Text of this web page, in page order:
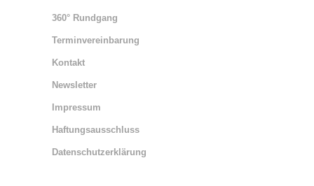
360° Rundgang
Terminvereinbarung
Kontakt
Newsletter
Impressum
Haftungsausschluss
Datenschutzerklärung